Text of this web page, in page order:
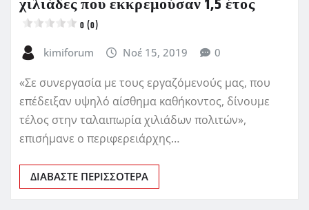
χιλιάδες που εκκρεμούσαν 1,5 έτος
0 (0)
kimiforum Νοέ 15, 2019 0
«Σε συνεργασία με τους εργαζόμενούς μας, που
επέδειξαν υψηλό αίσθημα καθήκοντος, δίνουμε
τέλος στην ταλαιπωρία χιλιάδων πολιτών»,
επισήμανε ο περιφερειάρχης…
ΔΙΑΒΆΣΤΕ ΠΕΡΙΣΣΌΤΕΡΑ